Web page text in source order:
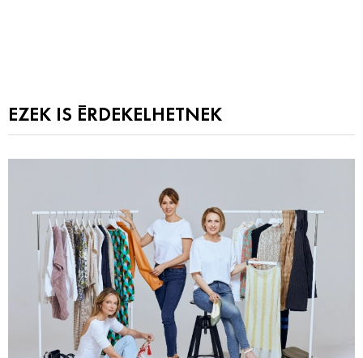
EZEK IS ÉRDEKELHETNEK